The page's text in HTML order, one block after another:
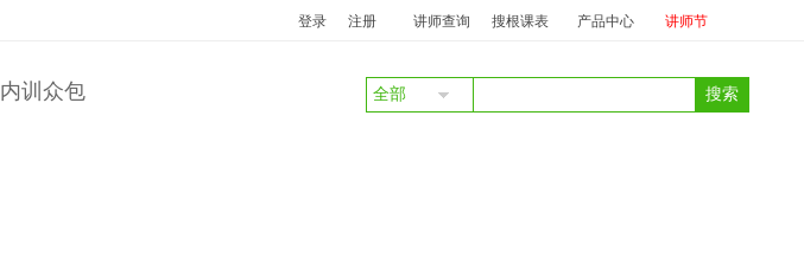
中标： 彭永红 商务礼仪 投标： 庞丽 澜珊 中标：澜珊
登录 注册 讲师查询 搜根课表 产品中心 讲师节
内训众包 全部